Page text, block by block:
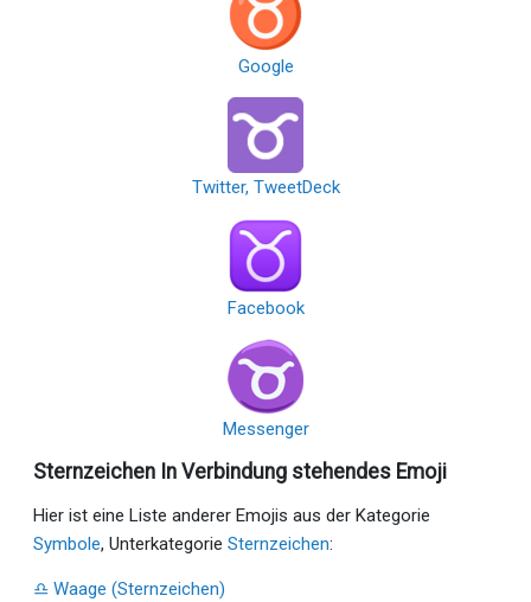
Google
Twitter, TweetDeck
Facebook
Messenger
Sternzeichen In Verbindung stehendes Emoji
Hier ist eine Liste anderer Emojis aus der Kategorie
Symbole, Unterkategorie Sternzeichen:
♎ Waage (Sternzeichen)